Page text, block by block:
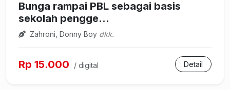
Bunga rampai PBL sebagai basis
sekolah pengge...
Zahroni, Donny Boy dkk.
Rp 15.000 / digital Detail